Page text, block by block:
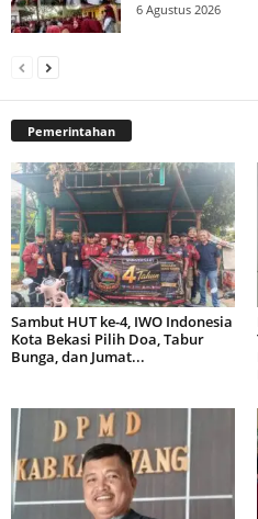
6 Agustus 2026
Pemerintahan
Sambut HUT ke-4, IWO Indonesia
Kota Bekasi Pilih Doa, Tabur
Bunga, dan Jumat...